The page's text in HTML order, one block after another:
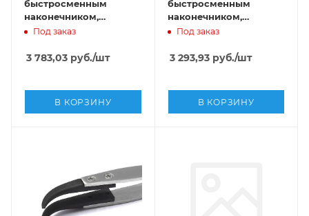
быстросменным
наконечником,
Sipel,R1330AB-SA-STD
Под заказ
3 783,03 руб./шт
В КОРЗИНУ
быстросменным
наконечником,
Sipel,R1330A-SA-STD
Под заказ
3 293,93руб./шт
В КОРЗИНУ